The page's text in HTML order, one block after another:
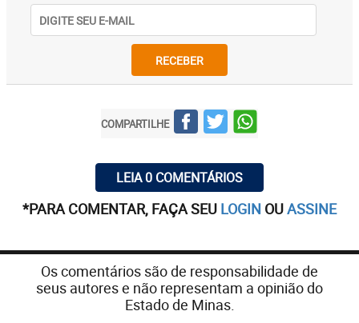
RECEBER
COMPARTILHE
LEIA 0 COMENTÁRIOS
*PARA COMENTAR, FAÇA SEU LOGIN OUASSINE
Os comentários são de responsabilidade de
seus autores e não representam a opinião do
Estado de Minas.